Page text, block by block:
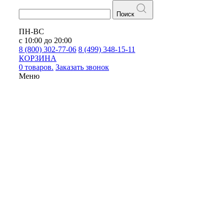
Поиск
ПН-ВС
с 10:00 до 20:00
8 (800) 302-77-06 8 (499) 348-15-11
КОРЗИНА
0 товаров. Заказать звонок
Меню